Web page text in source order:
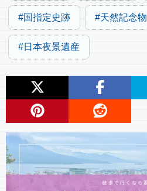
国指定史跡 天然記念物
日本夜景遺産